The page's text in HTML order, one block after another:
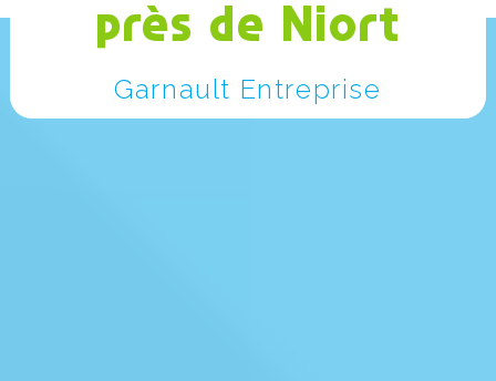
près de Niort
Garnault Entreprise